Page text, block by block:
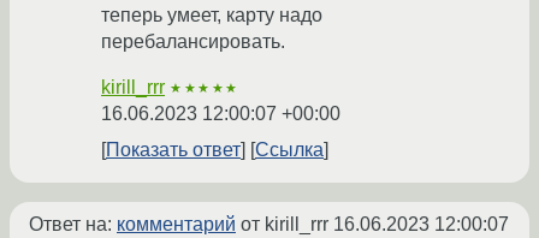
теперь умеет, карту надо
перебалансировать.
kirill_rrr ★★★★★
16.06.2023 12:00:07 +00:00
Показать ответ
Ссылка
Ответ на: комментарий от kirill_rrr 16.06.2023 12:00:07